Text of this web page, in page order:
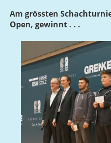
Am grössten
Open, gewinnt . . .